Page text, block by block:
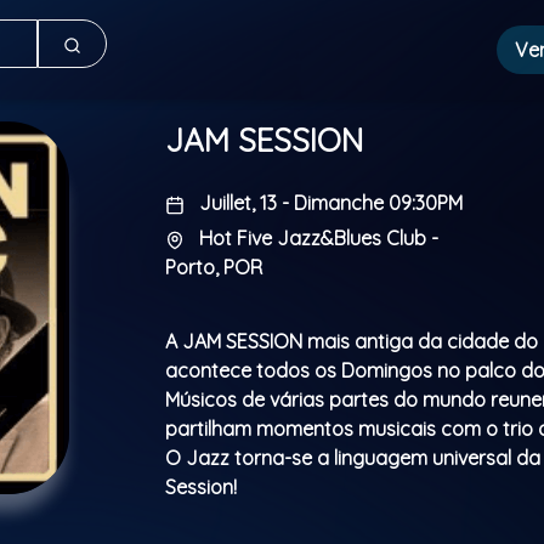
JAM SESSION
Juillet, 13 - Dimanche 09:30PM
Hot Five Jazz&Blues Club -
Porto, POR
A JAM SESSION mais antiga da cidade
acontece todos os Domingos no palco
Músicos de várias partes do mundo
partilham momentos musicais com o trio
O Jazz torna-se a linguagem universal
Session!